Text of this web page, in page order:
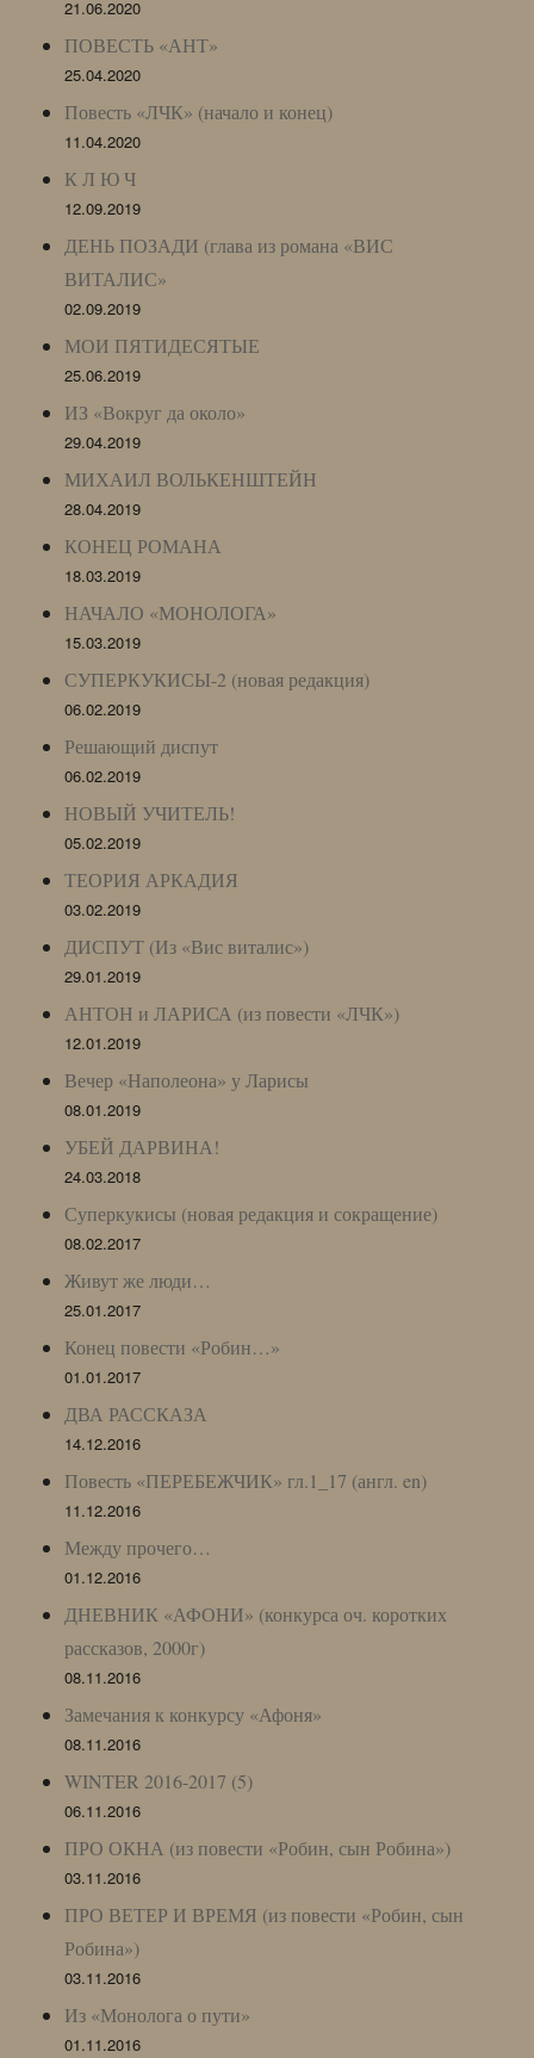
21.06.2020
ПОВЕСТЬ «АНТ»
25.04.2020
Повесть «ЛЧК» (начало и конец)
11.04.2020
К Л Ю Ч
12.09.2019
ДЕНЬ ПОЗАДИ (глава из романа «ВИС
ВИТАЛИС»
02.09.2019
МОИ ПЯТИДЕСЯТЫЕ
25.06.2019
ИЗ «Вокруг да около»
29.04.2019
МИХАИЛ ВОЛЬКЕНШТЕЙН
28.04.2019
КОНЕЦ РОМАНА
18.03.2019
НАЧАЛО «МОНОЛОГА»
15.03.2019
СУПЕРКУКИСЫ-2 (новая редакция)
06.02.2019
Решающий диспут
06.02.2019
НОВЫЙ УЧИТЕЛЬ!
05.02.2019
ТЕОРИЯ АРКАДИЯ
03.02.2019
ДИСПУТ (Из «Вис виталис»)
29.01.2019
АНТОН и ЛАРИСА (из повести «ЛЧК»)
12.01.2019
Вечер «Наполеона» у Ларисы
08.01.2019
УБЕЙ ДАРВИНА!
24.03.2018
Суперкукисы (новая редакция и сокращение)
08.02.2017
Живут же люди…
25.01.2017
Конец повести «Робин…»
01.01.2017
ДВА РАССКАЗА
14.12.2016
Повесть «ПЕРЕБЕЖЧИК» гл.1_17 (англ. en)
11.12.2016
Между прочего…
01.12.2016
ДНЕВНИК «АФОНИ» (конкурса оч. коротких
рассказов, 2000г)
08.11.2016
Замечания к конкурсу «Афоня»
08.11.2016
WINTER 2016-2017 (5)
06.11.2016
ПРО ОКНА (из повести «Робин, сын Робина»)
03.11.2016
ПРО ВЕТЕР И ВРЕМЯ (из повести «Робин, сын
Робина»)
03.11.2016
Из «Монолога о пути»
01.11.2016